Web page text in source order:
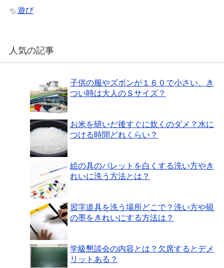
遊び
人気の記事
子供の服やズボンが１６０で小さい、き
つい時は大人のＳサイズ？
お米を研いだ後すぐに炊くのダメ？水に
つける時間どれくらい？
絵の具のパレットを白くする洗い方やき
れいに洗う方法とは？
習字道具を洗う場所どこで？洗い方や硯
の墨をきれいにする方法は？
学級懇談会の内容とは？欠席するとデメ
リットある？